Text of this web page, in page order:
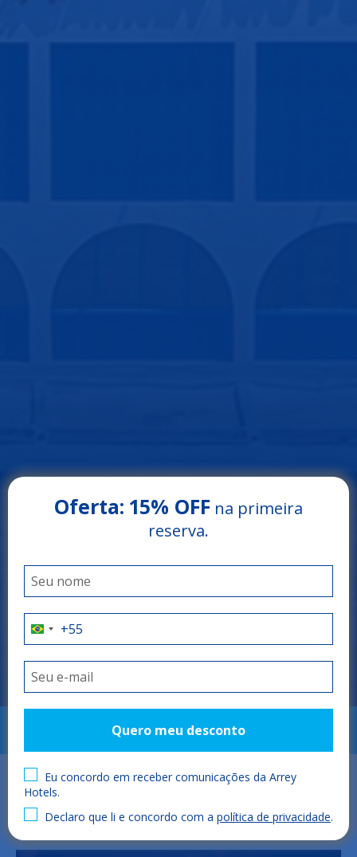
Oferta: 15% OFF na primeira
reserva.
Quero meu desconto
Eu concordo em receber comunicações da Arrey
Hotels.
Declaro que li e concordo com a política de privacidade.
RESERVAR
Arrey Rio Poty Hotel
LUÍS CORREIA - PIAUÍ
O litoral do Piauí
como você nunca
viu